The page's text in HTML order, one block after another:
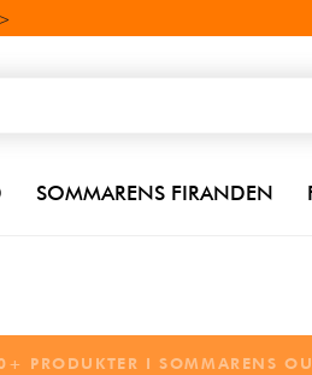
SOMMARENS FIRANDEN
PRODUKTER I SOMMARENS